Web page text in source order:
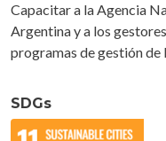
Capacitar a la Agencia
Argentina y a los
programas de gestión de
SDGs